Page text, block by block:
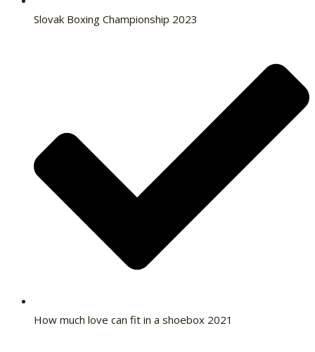
Slovak Boxing Championship 2023
How much love can fit in a shoebox 2021